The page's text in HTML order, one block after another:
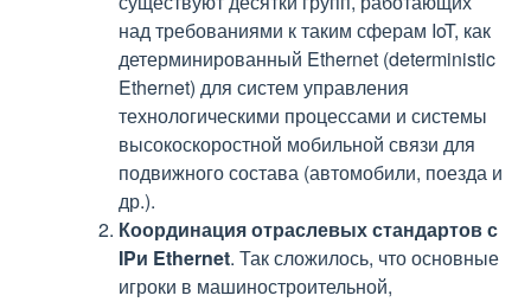
над требованиями к таким сферам IoT, как
детерминированный Ethernet (deterministic
Ethernet) для систем управления
технологическими процессами и системы
высокоскоростной мобильной связи для
подвижного состава (автомобили, поезда и
др.).
Координация отраслевых стандартов с
IPи Ethernet. Так сложилось, что основные
игроки в машиностроительной,